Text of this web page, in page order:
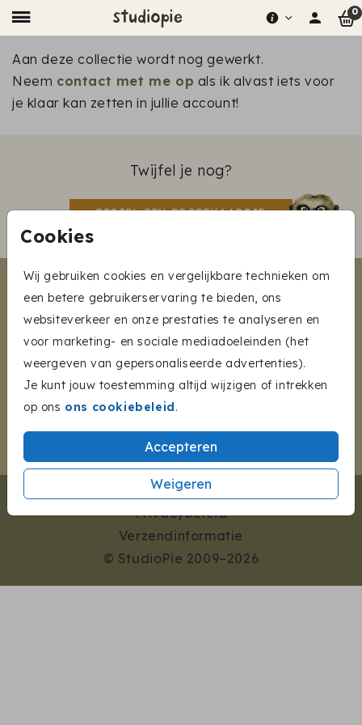
0
Cookies
Wij gebruiken cookies en vergelijkbare technieken om
een betere gebruikerservaring te bieden, ons
websiteverkeer en onze prestaties te analyseren en
voor marketing- en sociale mediadoeleinden (het
weergeven van gepersonaliseerde advertenties).
Je kunt jouw toestemming altijd wijzigen of intrekken
op ons ons cookiebeleid.
Accepteren
Weigeren
Aan deze collectie wordt nog gewerkt.
Neem contact met me op als ik alvast iets voor
je klaar kan zetten in jullie account!
Twijfel je nog?
BESTEL EEN PROEFKAARTJE
COLLECTIES
HULP BIJ BESTELLEN
INSPIRATIE
CONTACT
Algemene voorwaarden
Privacybeleid
Verzendinformatie
© StudioPie 2009–2026